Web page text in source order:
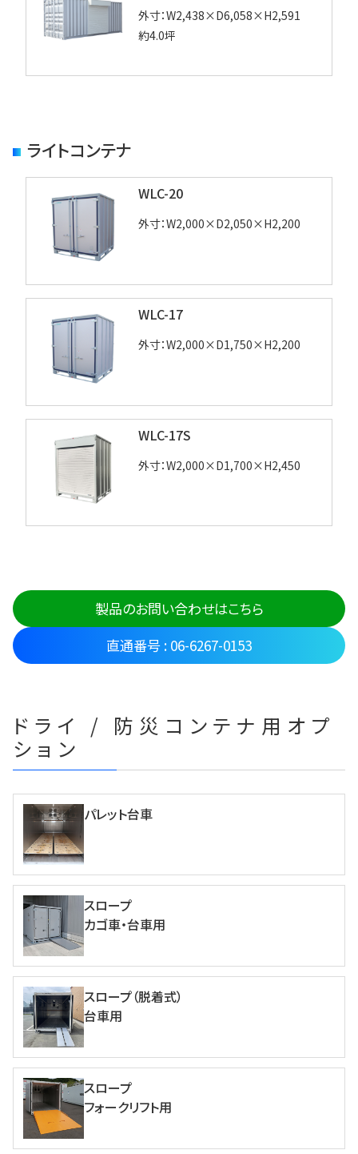
外寸：W2,438×D6,058×H2,591
約4.0坪
ライトコンテナ
WLC-20
外寸：W2,000×D2,050×H2,200
WLC-17
外寸：W2,000×D1,750×H2,200
WLC-17S
外寸：W2,000×D1,700×H2,450
製品のお問い合わせはこちら
直通番号 : 06-6267-0153
ドライ / 防災コンテナ用オプ
ション
パレット台車
スロープ
カゴ車・台車用
スロープ（脱着式）
台車用
スロープ
フォークリフト用